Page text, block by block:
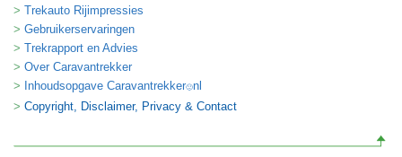
Trekauto Rijimpressies
Gebruikerservaringen
Trekrapport en Advies
Over Caravantrekker
Inhoudsopgave Caravantrekker🙂nl
Copyright, Disclaimer, Privacy & Contact